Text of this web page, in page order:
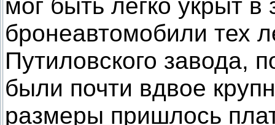
мог быть легко укрыт в
бронеавтомобили тех
Путиловского завода,
были почти вдвое
размеры пришлось